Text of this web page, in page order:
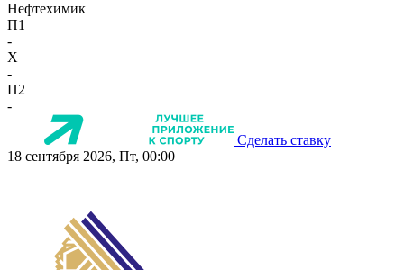
Нефтехимик
П1
-
X
-
П2
-
Сделать ставку
18 сентября 2026, Пт, 00:00